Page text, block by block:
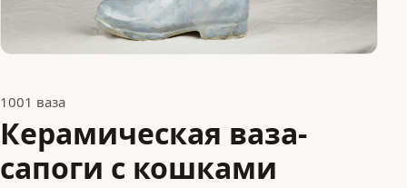
1001 ваза
Керамическая ваза-
сапоги с кошками